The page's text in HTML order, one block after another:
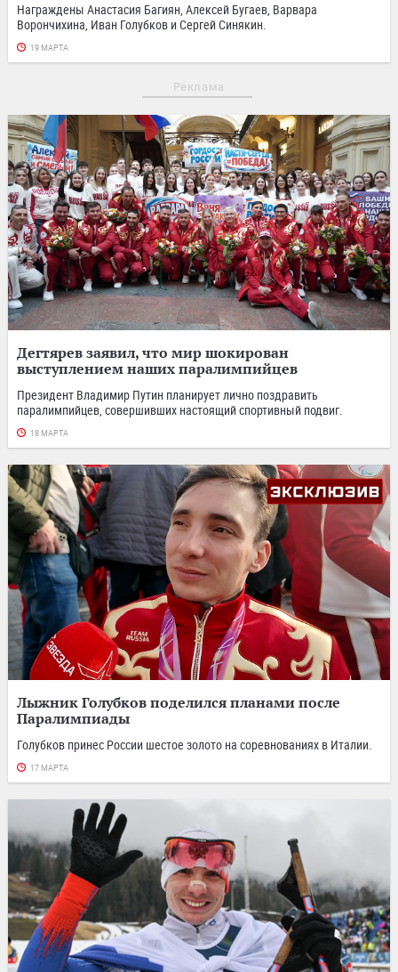
Награждены Анастасия Багиян, Алексей Бугаев, Варвара
Ворончихина, Иван Голубков и Сергей Синякин.
19 МАРТА
Реклама
Дегтярев заявил, что мир шокирован
выступлением наших паралимпийцев
Президент Владимир Путин планирует лично поздравить
паралимпийцев, совершивших настоящий спортивный подвиг.
18 МАРТА
Лыжник Голубков поделился планами после
Паралимпиады
Голубков принес России шестое золото на соревнованиях в Италии.
17 МАРТА